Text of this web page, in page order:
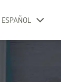
ESPAÑOL